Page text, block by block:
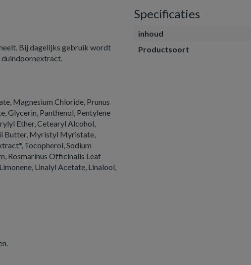
Bij dagelijks gebruik wordt
duindoornextract.
Magnesium Chloride, Prunus
Glycerin, Panthenol, Pentylene
Ether, Cetearyl Alcohol,
Butter, Myristyl Myristate,
Tocopherol, Sodium
Rosmarinus Officinalis Leaf
Linalyl Acetate, Linalool,
Specificaties
inhoud
Productsoort